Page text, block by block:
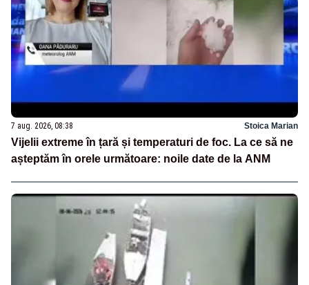
7 aug. 2026, 08:38 Stoica Marian
Vijelii extreme în țară și temperaturi de foc. La ce să ne
așteptăm în orele următoare: noile date de la ANM